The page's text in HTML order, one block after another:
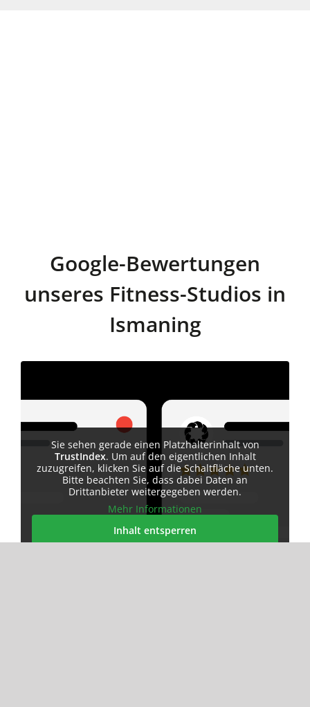
Google-Bewertungen
unseres Fitness-Studios in
Ismaning
Sie sehen gerade einen Platzhalterinhalt von
TrustIndex. Um auf den eigentlichen Inhalt
zuzugreifen, klicken Sie auf die Schaltfläche unten.
Bitte beachten Sie, dass dabei Daten an
Drittanbieter weitergegeben werden.
Mehr Informationen
Inhalt entsperren